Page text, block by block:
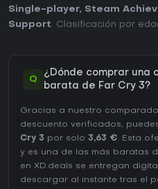
Single-player, Steam
Support. Clasificación por
Q
¿Dónde comprar una
barata de Far Cry 3?
Gracias a nuestro
descuento verificados,
Cry 3 por solo 3,63 €. Esta
y es una de las más baratas
en XD.deals se entregan
descargar al instante tras el